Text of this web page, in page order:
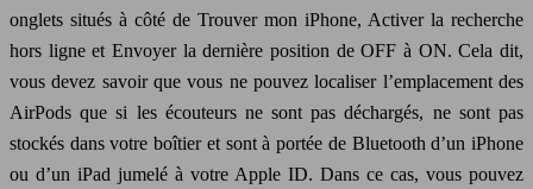
onglets situés à côté de Trouver mon iPhone, Activer la recherche
hors ligne et Envoyer la dernière position de OFF à ON. Cela dit,
vous devez savoir que vous ne pouvez localiser l’emplacement des
AirPods que si les écouteurs ne sont pas déchargés, ne sont pas
stockés dans votre boîtier et sont à portée de Bluetooth d’un iPhone
ou d’un iPad jumelé à votre Apple ID. Dans ce cas, vous pouvez